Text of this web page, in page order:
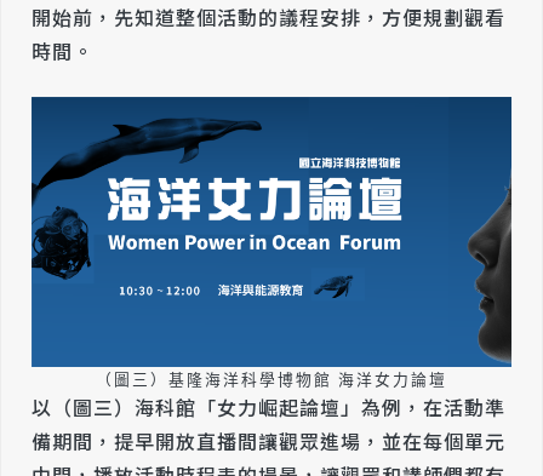
開始前，先知道整個活動的議程安排，方便規劃觀看
時間。
（圖三）基隆海洋科學博物館 海洋女力論壇
以（圖三）海科館「女力崛起論壇」為例，在活動準
備期間，提早開放直播間讓觀眾進場，並在每個單元